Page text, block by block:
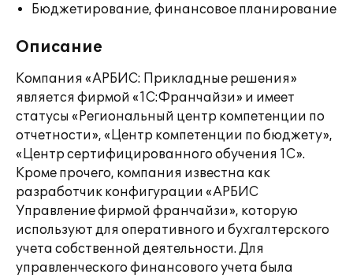
Бюджетирование, финансовое планирование
Описание
Компания «АРБИС: Прикладные решения»
является фирмой «1С:Франчайзи» и имеет
статусы «Региональный центр компетенции по
отчетности», «Центр компетенции по бюджету»,
«Центр сертифицированного обучения 1С».
Кроме прочего, компания известна как
разработчик конфигурации «АРБИС
Управление фирмой франчайзи», которую
используют для оперативного и бухгалтерского
учета собственной деятельности. Для
управленческого финансового учета была